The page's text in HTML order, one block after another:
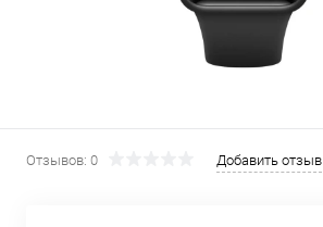
Отзывов: 0 Добавить отзыв
списыватьсяс вашей карты
каждые 2 недели
об оплате Плайтом